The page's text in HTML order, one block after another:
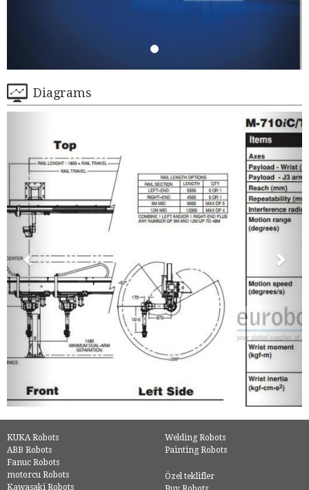
Diagrams
KUKA Robots
ABB Robots
Fanuc Robots
motorcu Robots
Kawasaki Robots
Welding Robots
Painting Robots
Özel teklifler